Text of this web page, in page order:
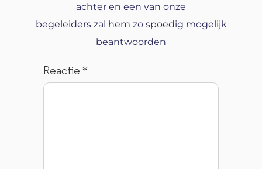
achter en een van onze
begeleiders zal hem zo spoedig mogelijk
beantwoorden
Reactie*